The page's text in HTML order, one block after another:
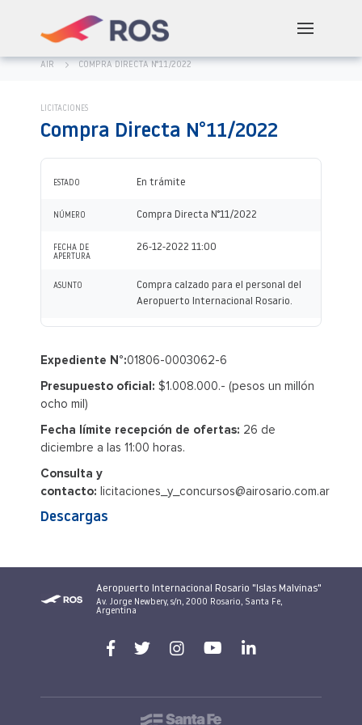
AIR COMPRA DIRECTA N°11/2022
LICITACIONES
Compra Directa N°11/2022
ESTADO En trámite
NÚMERO Compra Directa N°11/2022
FECHA DE
APERTURA
26-12-2022 11:00
ASUNTO
Compra calzado para el personal del
Aeropuerto Internacional Rosario.
Expediente N°:01806-0003062-6
Presupuesto oficial: $1.008.000.- (pesos un millón
ocho mil)
Fecha límite recepción de ofertas: 26 de
diciembre a las 11:00 horas.
Consulta y
contacto: licitaciones_y_concursos@airosario.com.ar
Descargas
Aeropuerto Internacional Rosario "Islas Malvinas"
Av. Jorge Newbery, s/n, 2000 Rosario, Santa Fe,
Argentina